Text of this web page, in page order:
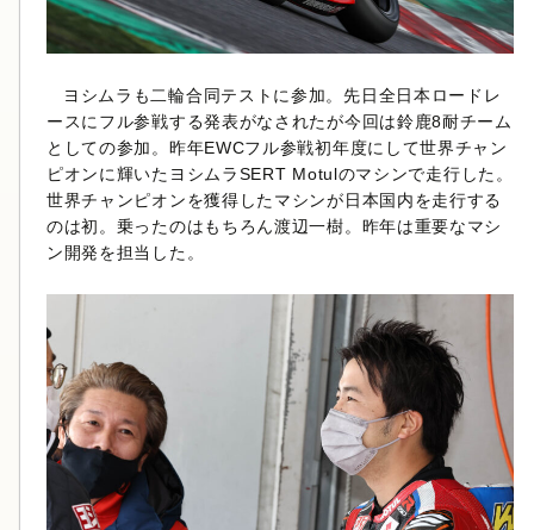
ヨシムラも二輪合同テストに参加。先日全日本ロードレ
ースにフル参戦する発表がなされたが今回は鈴鹿8耐チーム
としての参加。昨年EWCフル参戦初年度にして世界チャン
ピオンに輝いたヨシムラSERT Motulのマシンで走行した。
世界チャンピオンを獲得したマシンが日本国内を走行する
のは初。乗ったのはもちろん渡辺一樹。昨年は重要なマシ
ン開発を担当した。